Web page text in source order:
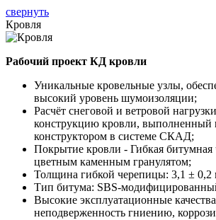
свернуть
Кровля
Рабочий проект КД кровли
Уникальные кровельные узлы,
высокий уровень шумоизоляции;
Расчёт снеговой и ветровой
конструкцию кровли,
конструктором в системе СКАД;
Покрытие кровли - Гибкая битумная
цветным каменным гранулятом;
Толщина гибкой черепицы: 3,1 ± 0,2
Тип битума: SBS-
Высокие эксплуатационные
неподверженность гниению,